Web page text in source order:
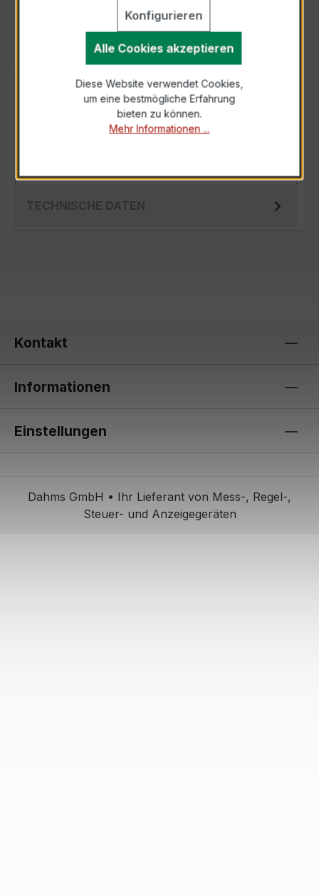
BESCHREIBUNG
Der EWSK 31.5 100/1A 5VA Kl.0,5 ist ein
kompakter, hochpräziser Niederspannungs-
TECHNISCHE DATEN
Kontakt
Informationen
Einstellungen
Dahms GmbH • Ihr Lieferant von Mess-, Regel-,
Steuer- und Anzeigegeräten
Konfigurieren
Alle Cookies akzeptieren
Diese Website verwendet Cookies,
um eine bestmögliche Erfahrung
bieten zu können.
Mehr Informationen ...